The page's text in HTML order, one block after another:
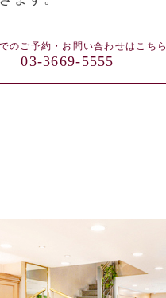
のご予約・お問い合わせはこちら
03-3669-5555